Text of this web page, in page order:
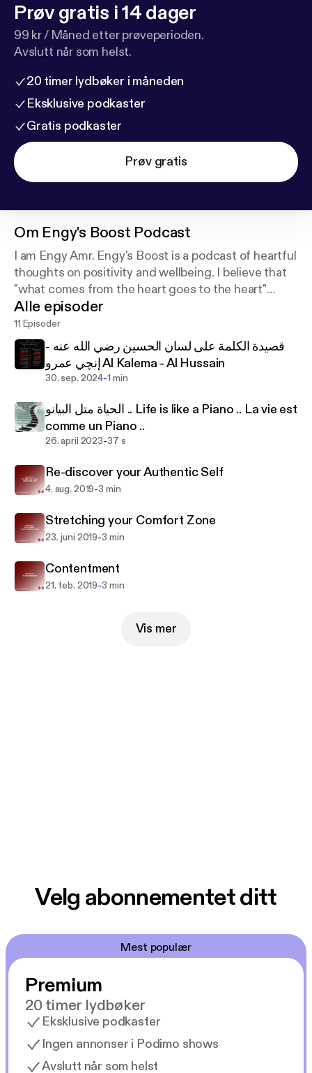
Prøv gratis i 14 dager
99 kr / Måned etter prøveperioden.
Avslutt når som helst.
20 timer lydbøker i måneden
Eksklusive podkaster
Gratis podkaster
Prøv gratis
Om Engy's Boost Podcast
I am Engy Amr. Engy's Boost is a podcast of heartful
thoughts on positivity and wellbeing. I believe that
"what comes from the heart goes to the heart"
#EngysBoost
Alle episoder
11 Episoder
قصيدة الكلمة على لسان الحسين رضي الله عنه -
إنچي عمرو Al Kalema - Al Hussain
30. sep. 2024-1 min
الحياة متل البيانو .. Life is like a Piano .. La vie est
comme un Piano ..
26. april 2023-37 s
Re-discover your Authentic Self
4. aug. 2019-3 min
Stretching your Comfort Zone
23. juni 2019-3 min
Contentment
21. feb. 2019-3 min
Vis mer
Velg abonnementet ditt
Mest populær
Premium
20 timer lydbøker
Eksklusive podkaster
Ingen annonser i Podimo shows
Avslutt når som helst